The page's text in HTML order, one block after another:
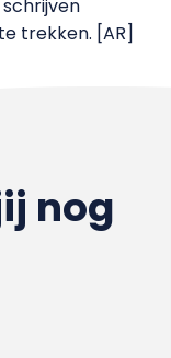
trekken. [AR]
nog